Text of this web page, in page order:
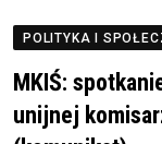
POLITYKA I
MKIŚ:
unijnej